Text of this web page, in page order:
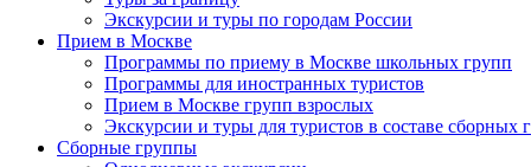
Экскурсии и туры по городам России
Прием в Москве
Программы по приему в Москве школьных групп
Программы для иностранных туристов
Прием в Москве групп взрослых
Экскурсии и туры для туристов в составе сборных
Сборные группы